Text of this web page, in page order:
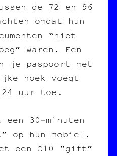
de 72 en 96
omdat hun
“niet
waren. Een
je paspoort met
hoek voegt
24 uur toe.
een 30‑minuten
op hun mobiel.
een €10 “gift”